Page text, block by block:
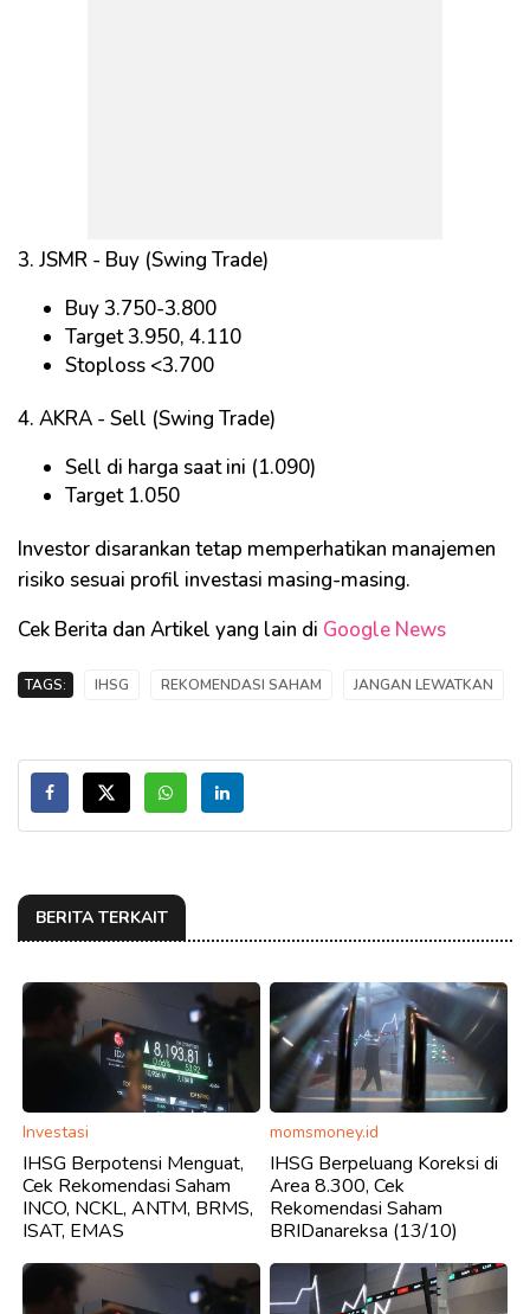
3. JSMR - Buy (Swing Trade)
Buy 3.750-3.800
Target 3.950, 4.110
Stoploss <3.700
4. AKRA - Sell (Swing Trade)
Sell di harga saat ini (1.090)
Target 1.050
Investor disarankan tetap memperhatikan manajemen
risiko sesuai profil investasi masing-masing.
Cek Berita dan Artikel yang lain di Google News
TAGS: IHSG REKOMENDASI SAHAM JANGAN LEWATKAN
BERITA TERKAIT
Investasi
IHSG Berpotensi Menguat,
Cek Rekomendasi Saham
INCO, NCKL, ANTM, BRMS,
ISAT, EMAS
momsmoney.id
IHSG Berpeluang Koreksi di
Area 8.300, Cek
Rekomendasi Saham
BRIDanareksa (13/10)